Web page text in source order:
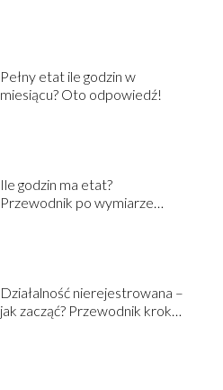
Pełny etat ile godzin w
miesiącu? Oto odpowiedź!
Ile godzin ma etat?
Przewodnik po wymiarze
Działalność nierejestrowana –
jak zacząć? Przewodnik krok